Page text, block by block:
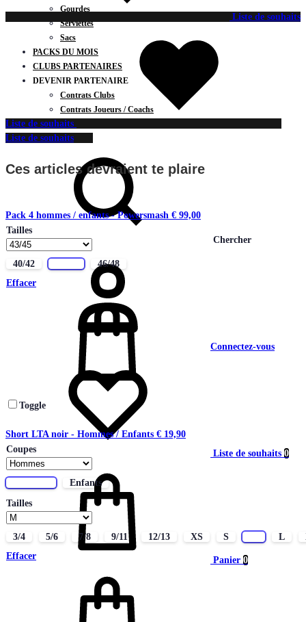
Gourdes
Serviettes
Sacs
PACKS DU MOIS
CLUBS PARTENAIRES
DEVENIR PARTENAIRE
Contrats Clubs
Contrats Joueurs / Coachs
CONTACT
Chercher
Connectez-vous
Liste de souhaits 0
Panier 0
Liste de souhaits
Liste de souhaits
Liste de souhaits
Ces articles devraient te plaire
Pack 4 hommes / enfants - Powersmash € 99,00
Tailles
40/42
46/48
Effacer
Toggle
Short LTA noir - Hommes / Enfants € 19,90
Coupes
Enfants
Tailles
3/4 5/6 7/8 9/11 12/13 XS S L
Effacer